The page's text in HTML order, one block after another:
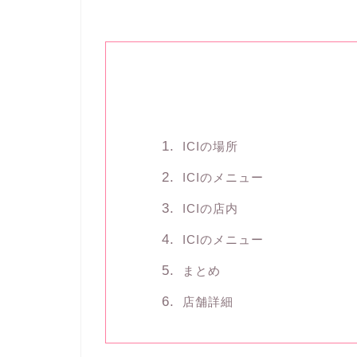
ICIの場所
ICIのメニュー
ICIの店内
ICIのメニュー
まとめ
店舗詳細